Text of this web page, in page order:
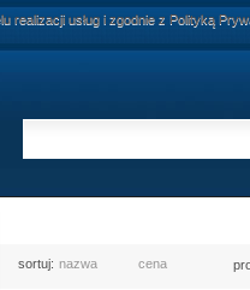
realizacji usług i zgodnie z Polityką
sortuj: nazwa cena